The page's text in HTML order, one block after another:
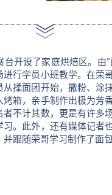
开设了家庭烘焙区。由“
进行学员小班教学。在荣
揉面团开始，撒粉、涂
烤箱，亲手制作出极为芳
者不计其数，更是有许多
习。此外，还有媒体记者
跟随荣哥学习制作了面包